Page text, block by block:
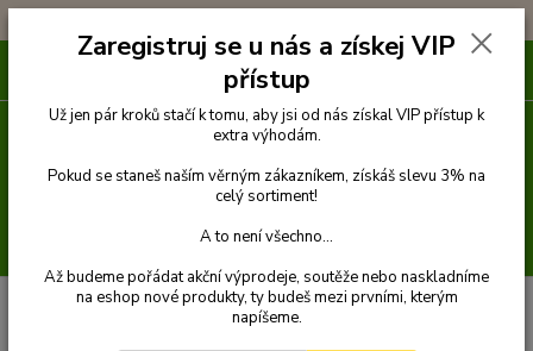
Venčení Náhubky Kožené náhubky
Palkar kožený náhubek
Zaregistruj se u nás a získej VIP
přístup
Už jen pár kroků stačí k tomu, aby jsi od nás získal VIP přístup k
extra výhodám.
Pokud se staneš naším věrným zákazníkem, získáš slevu 3% na
celý sortiment!
A to není všechno...
Až budeme pořádat akční výprodeje, soutěže nebo naskladníme
na eshop nové produkty, ty budeš mezi prvními, kterým
napíšeme.